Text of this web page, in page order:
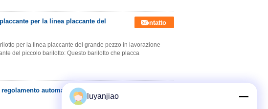
per la linea placcante del
Contatto
per la linea placcante del grande pezzo in lavorazione
del piccolo barilotto: Questo barilotto che placca
automatico di velocità,
luyanjiao